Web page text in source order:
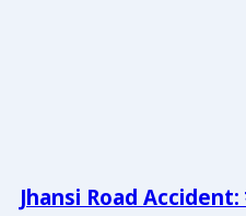
Jhansi Road